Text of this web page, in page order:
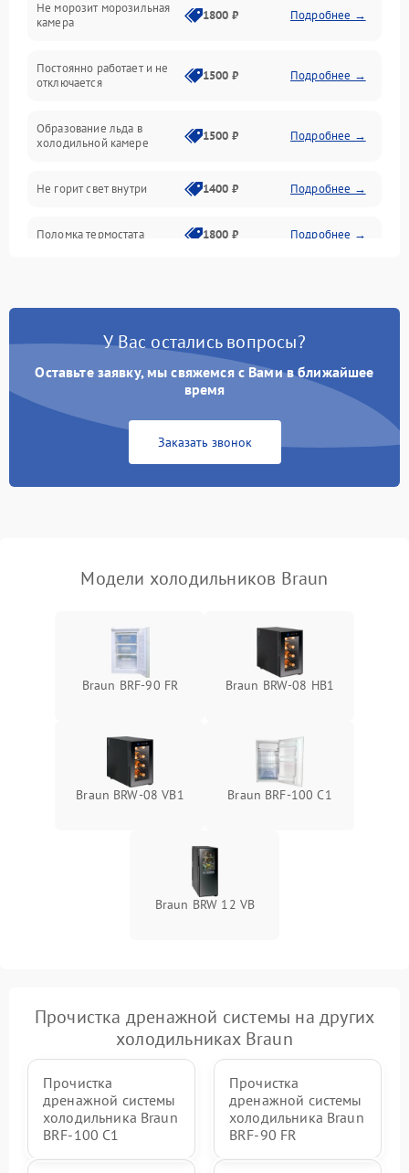
Дренаж
Не морозит морозильная
камера
1800 ₽ Подробнее →
Постоянно работает и не
отключается
1500 ₽ Подробнее →
Образование льда в
холодильной камере
1500 ₽ Подробнее →
Не горит свет внутри 1400 ₽ Подробнее →
Поломка термостата 1800 ₽ Подробнее →
Образование конденсата
1800 ₽ Подробнее →
Сбой в работе инвертора
работе
2000 ₽ Подробнее →
У Вас остались вопросы?
Оставьте заявку, мы свяжемся с Вами в ближайшее
время
Заказать звонок
Модели холодильников Braun
Braun BRF-90 FR Braun BRW-08 HB1
Braun BRW-08 VB1 Braun BRF-100 C1
Braun BRW 12 VB
Прочистка дренажной системы на других
холодильниках Braun
Прочистка
дренажной системы
холодильника Braun
BRF-100 C1
Прочистка
дренажной системы
холодильника Braun
BRF-90 FR